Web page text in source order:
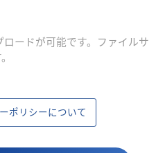
ードが可能です。ファイルサ
ポリシーについて